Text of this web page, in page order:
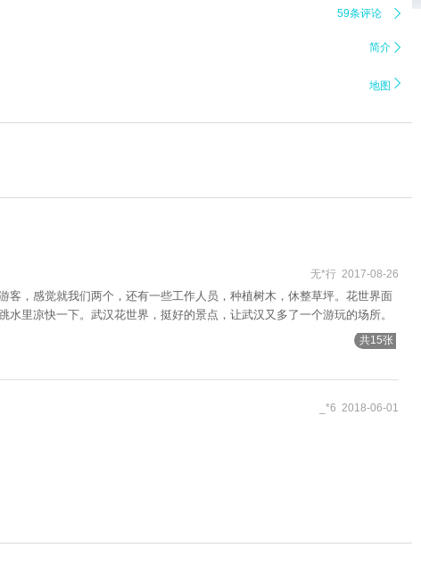
59条评论 
简介 
地图 
无*行 2017-08-26
，感觉就我们两个，还有一些工作人员，种植树木，休整草坪。花世界面
里凉快一下。武汉花世界，挺好的景点，让武汉又多了一个游玩的场所。
共15张
_*6 2018-06-01